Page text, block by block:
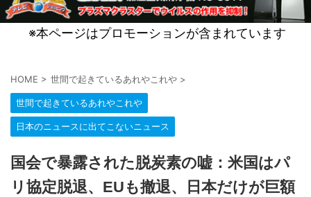
※本ページはプロモーションが含まれています
HOME > 世間で起きているあれやこれや >
世間で起きているあれやこれや
日本のニュースに出てこないニュース
国会で暴露された脱炭素の嘘：米国はパ
リ協定脱退、EUも撤退、日本だけが巨額